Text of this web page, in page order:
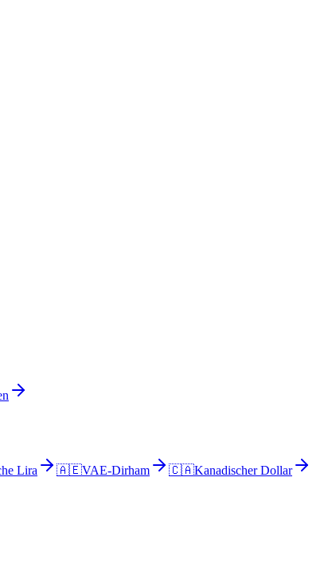
Lira 🇦🇪VAE-Dirham 🇨🇦Kanadischer Dollar